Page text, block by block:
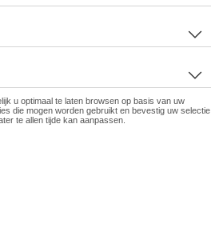
niet op stock
uw dealer voor